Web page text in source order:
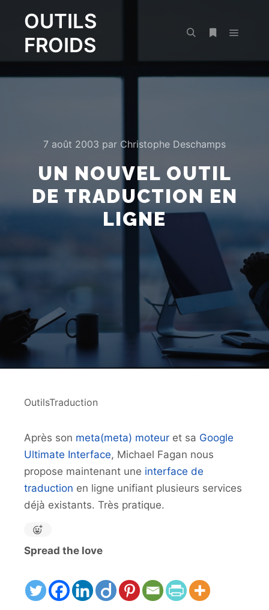
OUTILS
FROIDS
7 août 2003 par Christophe Deschamps
UN NOUVEL OUTIL
DE TRADUCTION EN
LIGNE
OutilsTraduction
Après son meta(meta) moteur et sa Google
Ultimate Interface, Michael Fagan nous
propose maintenant une interface de
traduction en ligne unifiant plusieurs services
déjà existants. Très pratique.
Spread the love